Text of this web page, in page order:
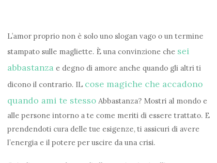
L’amor proprio non è solo uno slogan vago o un termine
stampato sulle magliette. È una convinzione che sei
abbastanza e degno di amore anche quando gli altri ti
dicono il contrario. IL cose magiche che accadono
quando ami te stesso Abbastanza? Mostri al mondo e
alle persone intorno a te come meriti di essere trattato. E
prendendoti cura delle tue esigenze, ti assicuri di avere
l’energia e il potere per uscire da una crisi.